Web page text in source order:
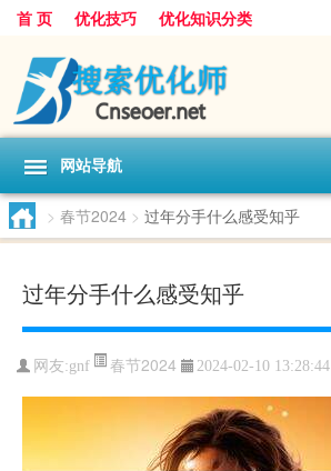
首 页 优化技巧 优化知识分类
网站导航
> 春节2024 > 过年分手什么感受知乎
过年分手什么感受知乎
网友:gnf 春节2024 2024-02-10 13:28:44